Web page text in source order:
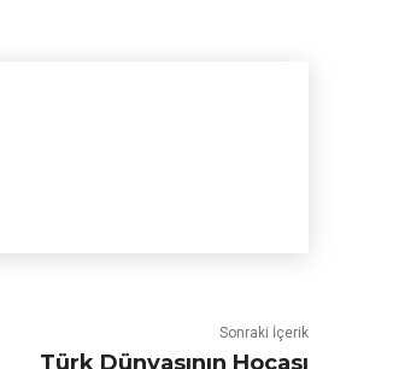
Sonraki İçerik
Türk Dünyasının Hocası